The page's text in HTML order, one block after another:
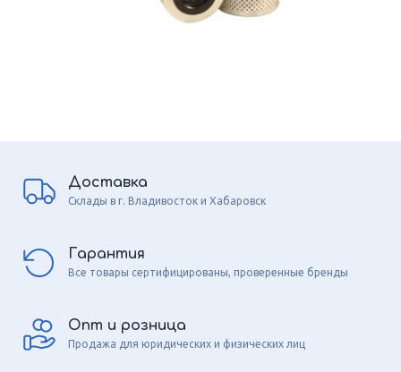
Доставка
Склады в г. Владивосток и Хабаровск
Гарантия
Все товары сертифицированы, проверенные бренды
Опт и розница
Продажа для юридических и физических лиц